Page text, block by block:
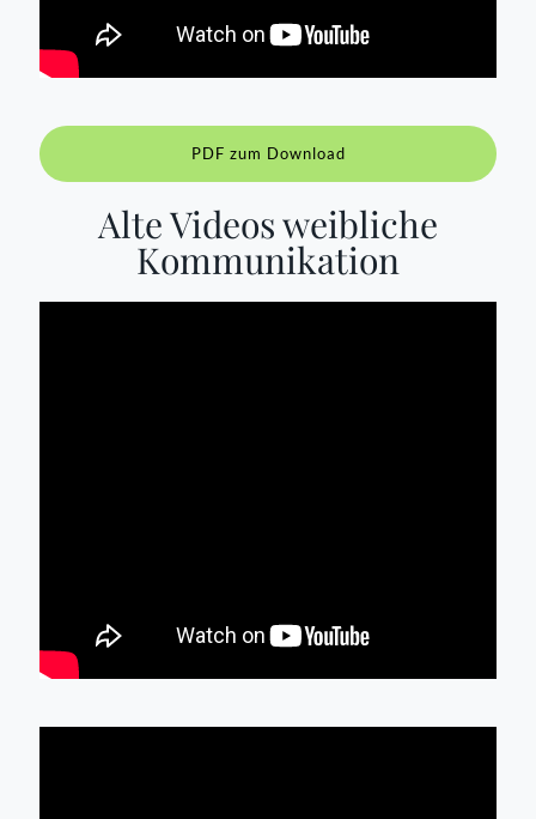
PDF zum Download
Alte Videos weibliche
Kommunikation